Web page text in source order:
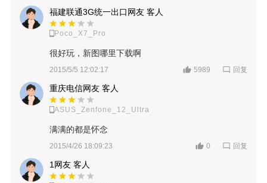
福建联通3G统一出口网友 客人
Poco_X7_Pro
很好玩，新图哪里下载啊
2015/5/5 12:02:17 5989 回复
重庆电信网友 客人
ASUS_Zenfone_12_Ultra
满满的都是怀念
2015/4/26 18:09:23 0 回复
1网友 客人